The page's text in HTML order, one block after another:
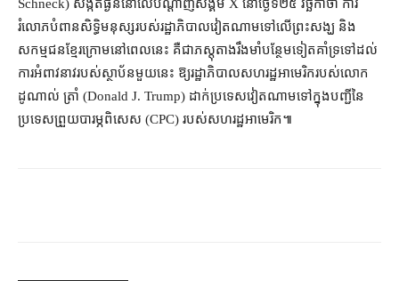
Schneck) សង្កត់ធ្ងន់​នៅ​លើ​បណ្ដាញ​​សង្គម X នៅ​ថ្ងៃទី​២៥ វិច្ឆិកា​ថា ការ​
រំលោភបំពាន​សិទ្ធិមនុស្ស​របស់​រដ្ឋាភិបាល​វៀតណាម​ទៅលើ​ព្រះសង្ឃ និង​
សកម្មជន​ខ្មែរក្រោម​នៅ​ពេល​នេះ គឺជា​ភស្តុតាង​រឹងមាំ​បន្ថែម​ទៀត​គាំទ្រ​ទៅដល់​
ការ​អំពាវនាវ​របស់​ស្ថាប័ន​មួយ​នេះ ឱ្យ​រដ្ឋាភិបាល​សហរដ្ឋ​អាមេរិក​របស់​លោក
ដូណាល់ ត្រាំ (Donald J. Trump) ដាក់​ប្រទេស​វៀតណាម​ទៅ​ក្នុង​បញ្ជី​នៃ​
ប្រទេស​ព្រួយបារម្ភ​ពិសេស (CPC) របស់​សហរដ្ឋអាមេរិក៕